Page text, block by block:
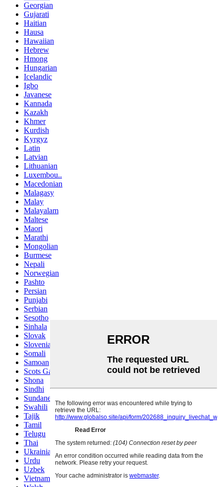
Georgian
Gujarati
Haitian
Hausa
Hawaiian
Hebrew
Hmong
Hungarian
Icelandic
Igbo
Javanese
Kannada
Kazakh
Khmer
Kurdish
Kyrgyz
Latin
Latvian
Lithuanian
Luxembou..
Macedonian
Malagasy
Malay
Malayalam
Maltese
Maori
Marathi
Mongolian
Burmese
Nepali
Norwegian
Pashto
Persian
Punjabi
Serbian
Sesotho
Sinhala
Slovak
Slovenian
Somali
Samoan
Scots Gaelic
Shona
Sindhi
Sundanese
Swahili
Tajik
Tamil
Telugu
Thai
Ukrainian
Urdu
Uzbek
Vietnamese